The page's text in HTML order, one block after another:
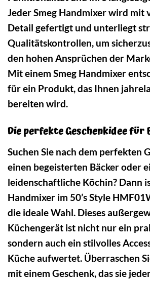
Jeder Smeg Handmixer wird mit
Detail gefertigt und unterliegt
Qualitätskontrollen, um
den hohen Ansprüchen der
Mit einem Smeg Handmixer
für ein Produkt, das Ihnen
bereiten wird.
Die perfekte Geschenkidee für
Suchen Sie nach dem perfekten
einen begeisterten Bäcker oder
leidenschaftliche Köchin? Dann
Handmixer im 50’s Style
die ideale Wahl. Dieses
Küchengerät ist nicht nur ein
sondern auch ein stilvolles
Küche aufwertet. Überraschen
mit einem Geschenk, das sie